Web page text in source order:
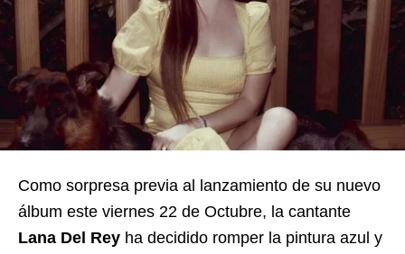
Como sorpresa previa al lanzamiento de su nuevo
álbum este viernes 22 de Octubre, la cantante
Lana Del Rey ha decidido romper la pintura azul y